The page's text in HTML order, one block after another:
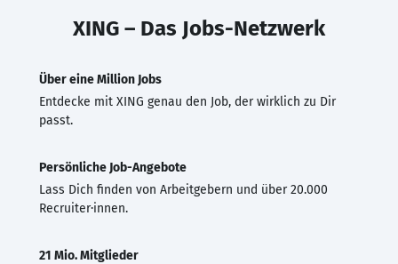
XING – Das Jobs-Netzwerk
Über eine Million Jobs
Entdecke mit XING genau den Job, der wirklich zu Dir
passt.
Persönliche Job-Angebote
Lass Dich finden von Arbeitgebern und über 20.000
Recruiter·innen.
21 Mio. Mitglieder